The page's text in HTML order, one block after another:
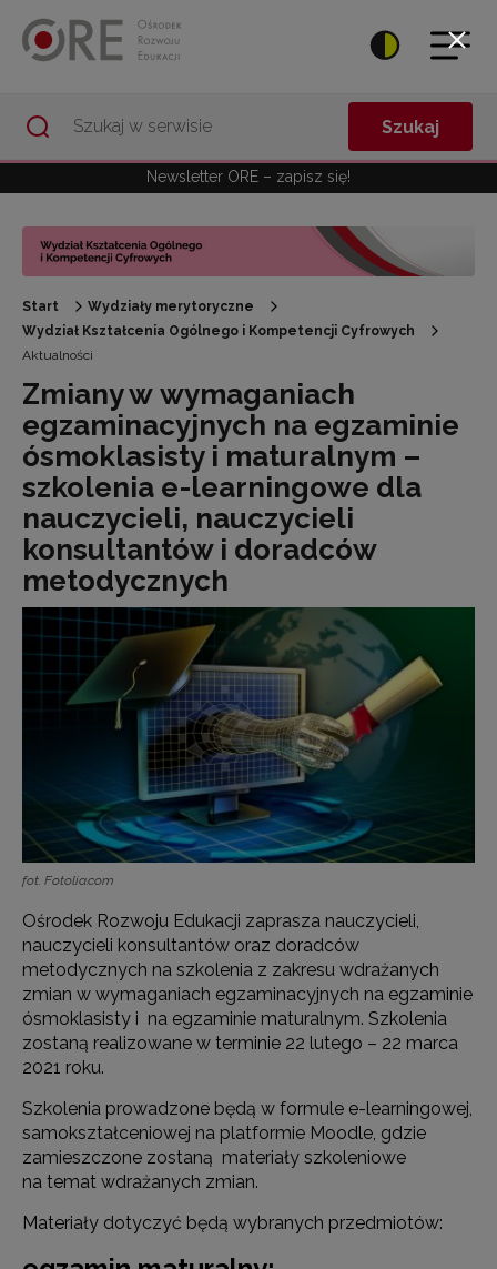
Szukaj
Newsletter ORE – zapisz się!
Start
Wydziały merytoryczne
Wydział Kształcenia Ogólnego i Kompetencji Cyfrowych
Aktualności
Zmiany w wymaganiach
egzaminacyjnych na egzaminie
ósmoklasisty i maturalnym –
szkolenia e-learningowe dla
nauczycieli, nauczycieli
konsultantów i doradców
metodycznych
fot. Fotolia.com
Ośrodek Rozwoju Edukacji zaprasza nauczycieli,
nauczycieli konsultantów oraz doradców
metodycznych na szkolenia z zakresu wdrażanych
zmian w wymaganiach egzaminacyjnych na egzaminie
ósmoklasisty i na egzaminie maturalnym. Szkolenia
zostaną realizowane w terminie 22 lutego – 22 marca
2021 roku.
Szkolenia prowadzone będą w formule e-learningowej,
samokształceniowej na platformie Moodle, gdzie
zamieszczone zostaną materiały szkoleniowe
na temat wdrażanych zmian.
Materiały dotyczyć będą wybranych przedmiotów: